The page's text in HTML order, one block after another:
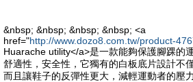
&nbsp; &nbsp; &nbsp; &nbsp; <a
href="http://www.dozo8.com.tw/product-
Huarache utility</a>是一款能夠保護腳踝的
舒適性，安全性，它獨有的白板底片設計不
而且讓鞋子的反彈性更大，減輕運動者的壓